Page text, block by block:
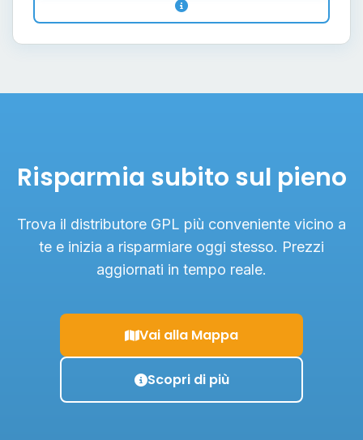
Risparmia subito sul pieno
Trova il distributore GPL più conveniente vicino a
te e inizia a risparmiare oggi stesso. Prezzi
aggiornati in tempo reale.
Vai alla Mappa
Scopri di più